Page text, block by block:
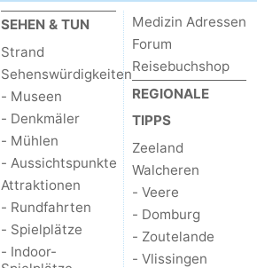
SEHEN & TUN
Strand
Sehenswürdigkeiten
- Museen
- Denkmäler
- Mühlen
- Aussichtspunkte
Attraktionen
- Rundfahrten
- Spielplätze
- Indoor-
Medizin Adressen
Forum
Reisebuchshop
REGIONALE
TIPPS
Zeeland
Walcheren
- Veere
- Domburg
- Zoutelande
- Vlissingen